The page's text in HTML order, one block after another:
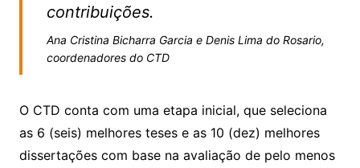
contribuições.
Ana Cristina Bicharra Garcia e Denis Lima do Rosario,
coordenadores do CTD
O CTD conta com uma etapa inicial, que seleciona
as 6 (seis) melhores teses e as 10 (dez) melhores
dissertações com base na avaliação de pelo menos